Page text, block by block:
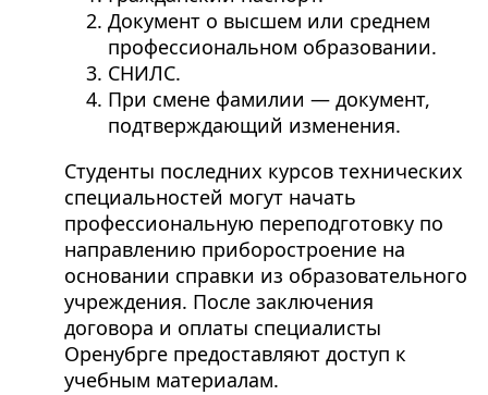
Документ о высшем или среднем
профессиональном образовании.
СНИЛС.
При смене фамилии — документ,
подтверждающий изменения.
Студенты последних курсов технических
специальностей могут начать
профессиональную переподготовку по
направлению приборостроение на
основании справки из образовательного
учреждения. После заключения
договора и оплаты специалисты
Оренубрге предоставляют доступ к
учебным материалам.